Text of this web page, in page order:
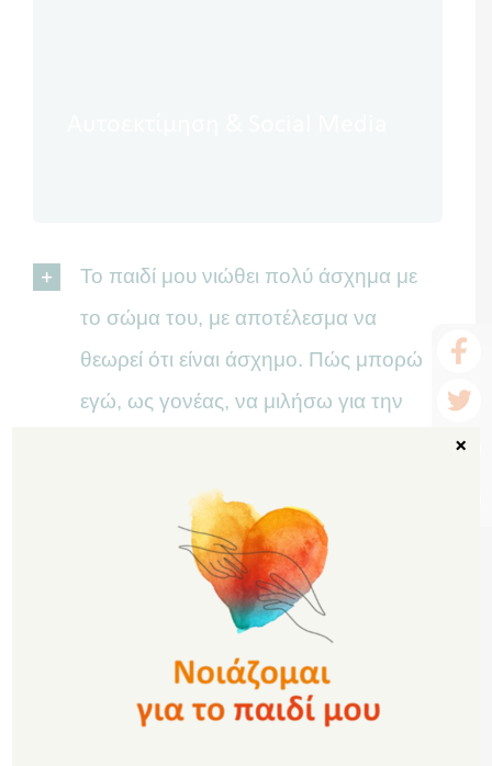
Το παιδί μου νιώθει πολύ άσχημα με
το σώμα του, με αποτέλεσμα να
θεωρεί ότι είναι άσχημο. Πώς μπορώ
εγώ, ως γονέας, να μιλήσω για την
την μετατρέψει σε θετική;
Είναι σωστό να ελέγχουμε την
ενασχόληση των παιδιών με το
διαδίκτυο (social media, πλατφόρμες
παιχνιδιού και επικοινωνίας κλπ.);
×